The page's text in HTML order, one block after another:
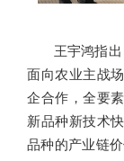
王宇鸿指
面向农业主战
企合作，全要
新品种新技术
品种的产业链